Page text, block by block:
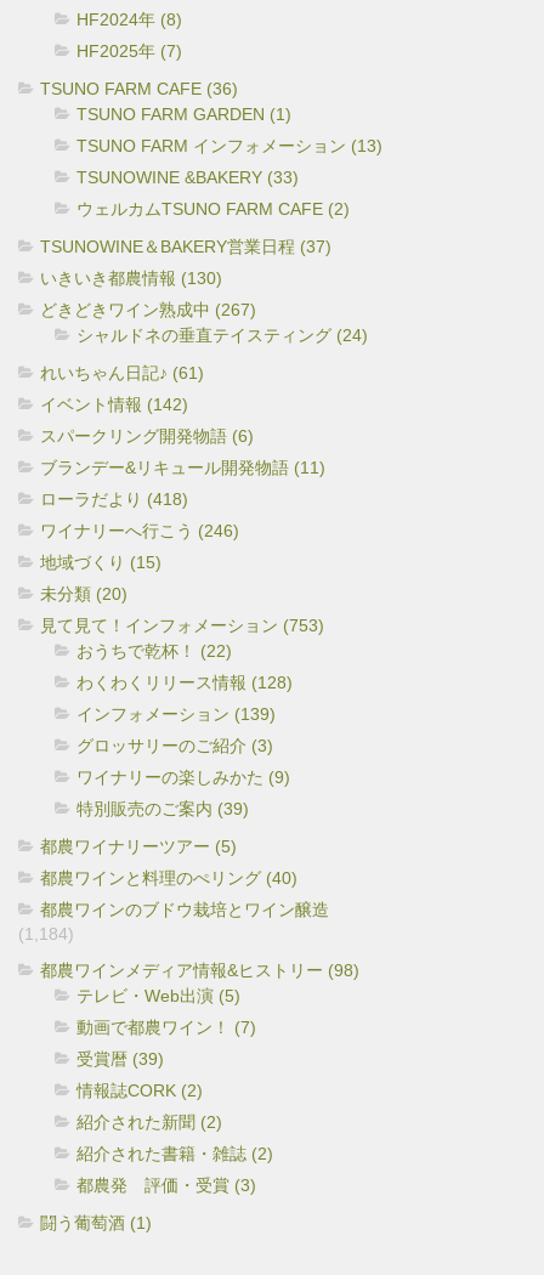
HF2024年 (8)
HF2025年 (7)
TSUNO FARM CAFE (36)
TSUNO FARM GARDEN (1)
TSUNO FARM インフォメーション (13)
TSUNOWINE &BAKERY (33)
ウェルカムTSUNO FARM CAFE (2)
TSUNOWINE＆BAKERY営業日程 (37)
いきいき都農情報 (130)
どきどきワイン熟成中 (267)
シャルドネの垂直テイスティング (24)
れいちゃん日記♪ (61)
イベント情報 (142)
スパークリング開発物語 (6)
ブランデー&リキュール開発物語 (11)
ローラだより (418)
ワイナリーへ行こう (246)
地域づくり (15)
未分類 (20)
見て見て！インフォメーション (753)
おうちで乾杯！ (22)
わくわくリリース情報 (128)
インフォメーション (139)
グロッサリーのご紹介 (3)
ワイナリーの楽しみかた (9)
特別販売のご案内 (39)
都農ワイナリーツアー (5)
都農ワインと料理のぺリング (40)
都農ワインのブドウ栽培とワイン醸造
(1,184)
都農ワインメディア情報&ヒストリー (98)
テレビ・Web出演 (5)
動画で都農ワイン！ (7)
受賞暦 (39)
情報誌CORK (2)
紹介された新聞 (2)
紹介された書籍・雑誌 (2)
都農発 評価・受賞 (3)
闘う葡萄酒 (1)